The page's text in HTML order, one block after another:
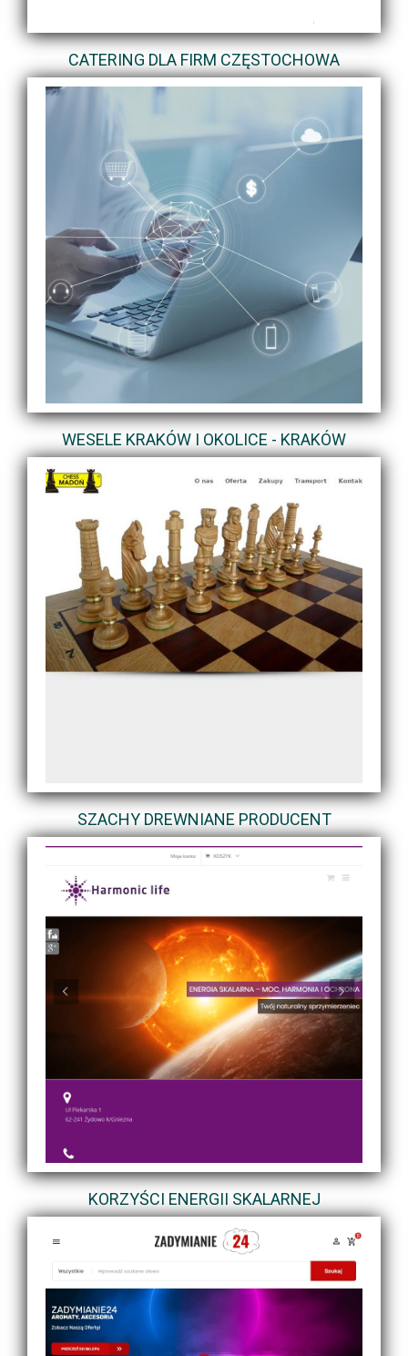
CATERING DLA FIRM CZĘSTOCHOWA
WESELE KRAKÓW I OKOLICE - KRAKÓW
SZACHY DREWNIANE PRODUCENT
KORZYŚCI ENERGII SKALARNEJ